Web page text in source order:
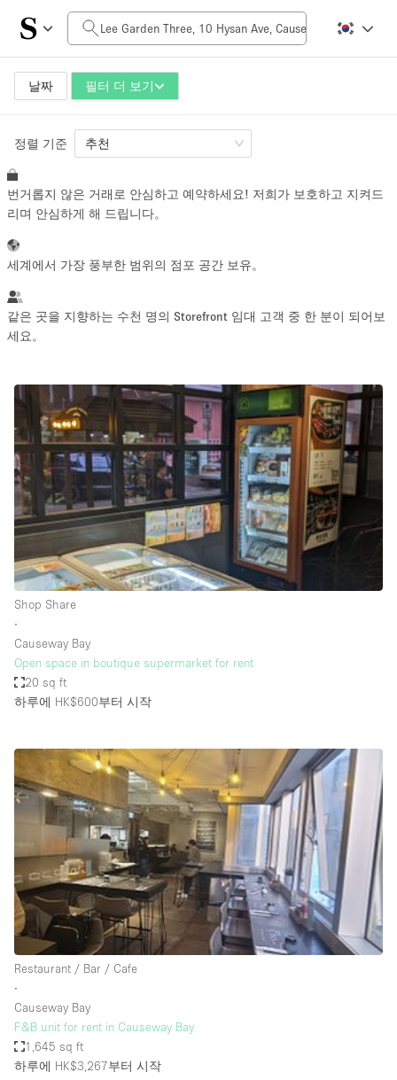
날짜 필터 더 보기
일일 비용
HK$0
공간 크기
100 sq ft 5000+ sq ft
~ 13 명
Photo
Shooting
Conference Meeting Office Shop Share
공간 유형
Advertisement Space
Art Gallery
Atelier / Workshop Studio
Boat
Boutique / Shop
Conference Room
Container
Creative Space
Event Space
Fair / Festival
Hall
Mall Shop
Mansion / House
Meeting Space
정렬 기준 추천
번거롭지 않은 거래로 안심하고 예약하세요! 저희가 보호하고 지켜드
리며 안심하게 해 드립니다。
세계에서 가장 풍부한 범위의 점포 공간 보유。
같은 곳을 지향하는 수천 명의 Storefront 임대 고객 중 한 분이 되어보
세요。
Shop Share
∙
Causeway Bay
Open space in boutique supermarket for rent
20 sq ft
하루에 HK$600부터 시작
Restaurant / Bar / Cafe
∙
Causeway Bay
F&B unit for rent in Causeway Bay
1,645 sq ft
하루에 HK$3,267부터 시작